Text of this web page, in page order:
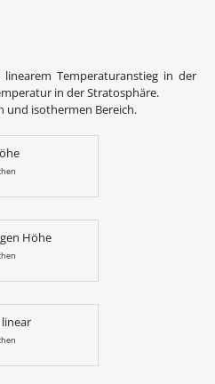
Temperaturanstieg in der
in der Stratosphäre.
und isothermen Bereich.
Höhe